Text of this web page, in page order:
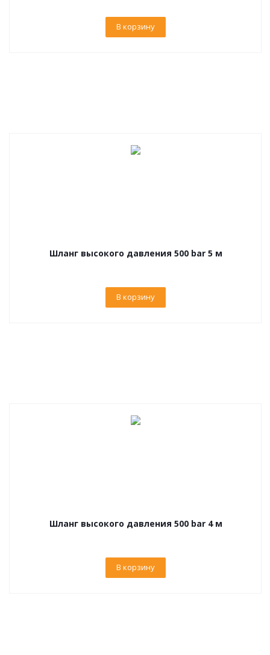
В корзину
Шланг высокого давления 500 bar 5 м
В корзину
Шланг высокого давления 500 bar 4 м
В корзину